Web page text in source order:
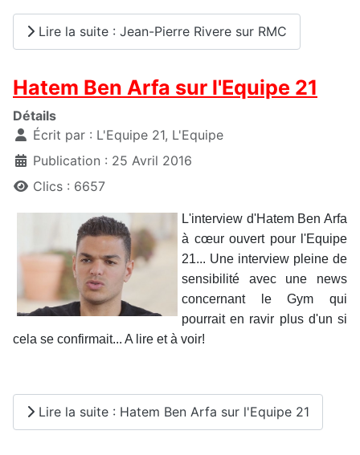
Lire la suite : Jean-Pierre Rivere sur RMC
Hatem Ben Arfa sur l'Equipe 21
Détails
Écrit par : L'Equipe 21, L'Equipe
Publication : 25 Avril 2016
Clics : 6657
L'interview d'Hatem Ben Arfa
à cœur ouvert pour l'Equipe
21... Une interview pleine de
sensibilité avec une news
concernant le Gym qui
pourrait en ravir plus d'un si
cela se confirmait... A lire et à voir!
Lire la suite : Hatem Ben Arfa sur l'Equipe 21